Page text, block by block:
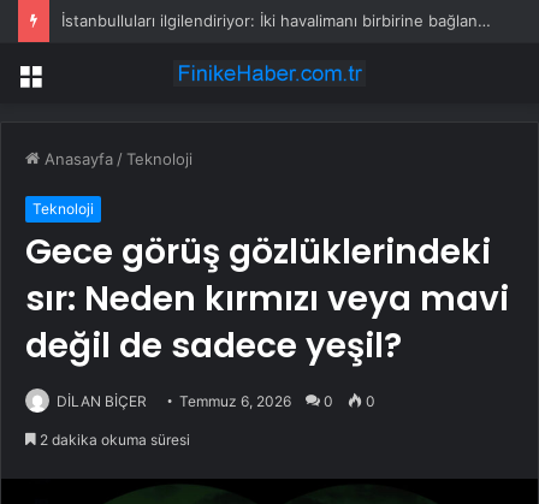
İstanbulluları ilgilendiriyor: İki havalimanı birbirine bağlanacak
Menü
Anasayfa /Teknoloji
Teknoloji
Gece görüş gözlüklerindeki
sır: Neden kırmızı veya mavi
değil de sadece yeşil?
DİLAN BİÇER Temmuz 6, 2026 0 0
2 dakika okuma süresi